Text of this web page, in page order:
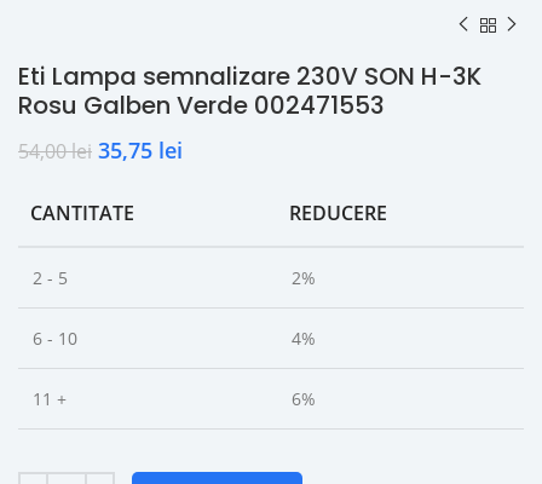
Eti Lampa semnalizare 230V SON H-3K
Rosu Galben Verde 002471553
54,00lei 35,75 lei
CANTITATE REDUCERE
2 - 5 2%
6 - 10 4%
11 + 6%